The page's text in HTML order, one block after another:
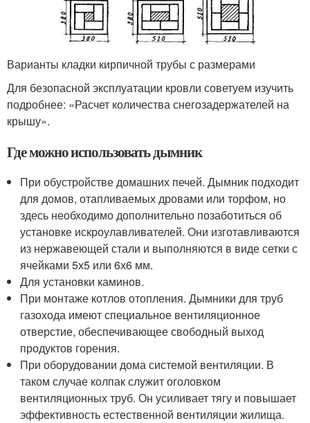
Варианты кладки кирпичной трубы с размерами
Для безопасной эксплуатации кровли советуем изучить
подробнее: «Расчет количества снегозадержателей на
крышу».
Где можно использовать дымник
При обустройстве домашних печей. Дымник подходит
для домов, отапливаемых дровами или торфом, но
здесь необходимо дополнительно позаботиться об
установке искроулавливателей. Они изготавливаются
из нержавеющей стали и выполняются в виде сетки с
ячейками 5х5 или 6х6 мм.
Для установки каминов.
При монтаже котлов отопления. Дымники для труб
газохода имеют специальное вентиляционное
отверстие, обеспечивающее свободный выход
продуктов горения.
При оборудовании дома системой вентиляции. В
таком случае колпак служит оголовком
вентиляционных труб. Он усиливает тягу и повышает
эффективность естественной вентиляции жилища.